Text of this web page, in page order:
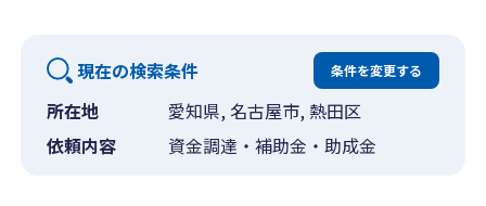
現在の検索条件 条件を変更する
所在地
愛知県, 名古屋市, 熱田区
依頼内容
資金調達・補助金・助成金